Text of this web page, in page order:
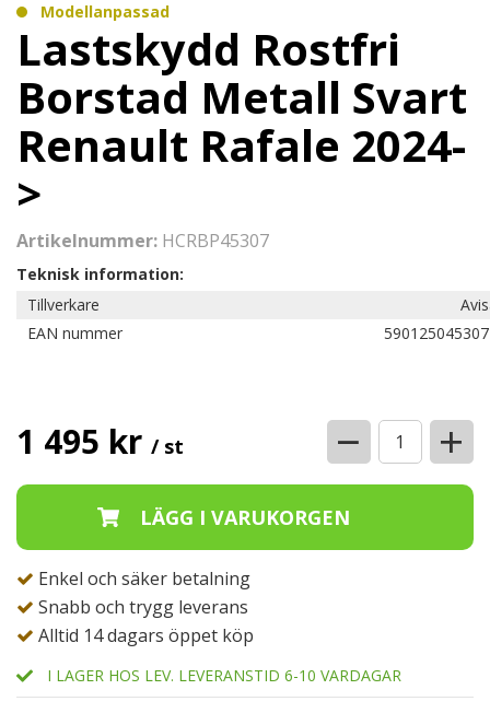
Modellanpassad
Lastskydd Rostfri
Borstad Metall Svart
Renault Rafale 2024-
>
Artikelnummer: HCRBP45307
Teknisk information:
Tillverkare
EAN nummer
1 495 kr / st − +
Enkel och säker betalning
Snabb och trygg leverans
Alltid 14 dagars öppet köp
I LAGER HOS LEV. LEVERANSTID 6-10 VARDAGAR